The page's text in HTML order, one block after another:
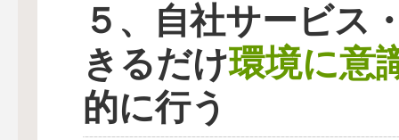
５、自社サービス
きるだけ環境に意
的に行う